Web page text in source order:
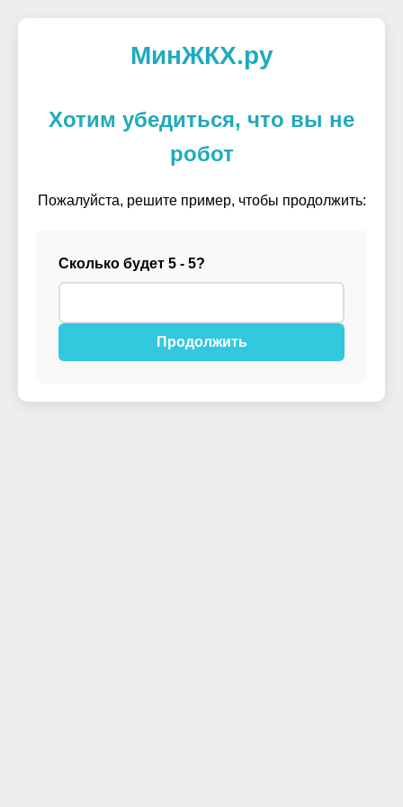
МинЖКХ.ру
Хотим убедиться, что вы не
робот
Пожалуйста, решите пример, чтобы продолжить:
Сколько будет 5 - 5?
Продолжить